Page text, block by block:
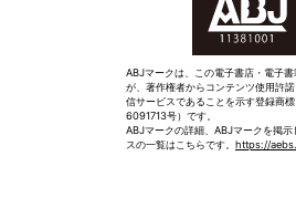
ABJマークは、この電子書店・電子書
が、著作権者からコンテンツ使用許
信サービスであることを示す登録商
6091713号）です。
ABJマークの詳細、ABJマークを掲示
スの一覧はこちらです。 https://